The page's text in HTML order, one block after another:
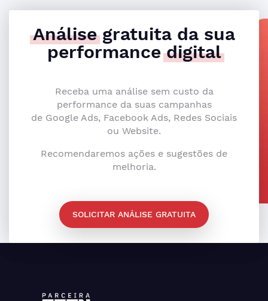
Análisegratuita da sua
performancedigital
Receba uma análise sem custo da
performance da suas campanhas
de Google Ads, Facebook Ads, Redes Sociais
ou Website.
Recomendaremos ações e sugestões de
melhoria.
SOLICITAR ANÁLISE GRATUITA